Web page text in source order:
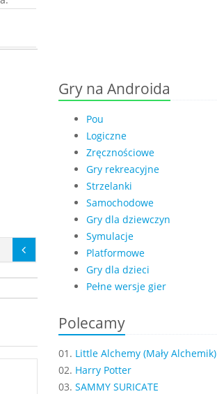
Gry na Androida
Pou
Logiczne
Zręcznościowe
Gry rekreacyjne
Strzelanki
Samochodowe
Gry dla dziewczyn
Symulacje
Platformowe
Gry dla dzieci
Pełne wersje gier
Polecamy
01. Little Alchemy (Mały Alchemik)
02. Harry Potter
03. SAMMY SURICATE